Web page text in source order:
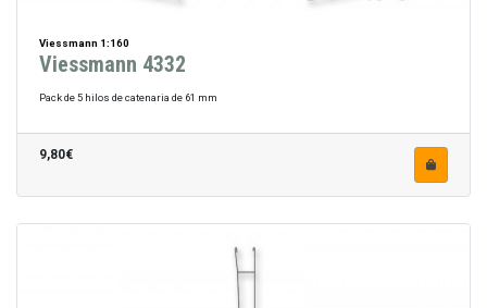
Viessmann 1:160
Viessmann 4332
Pack de 5 hilos de catenaria de 61 mm
9,80€